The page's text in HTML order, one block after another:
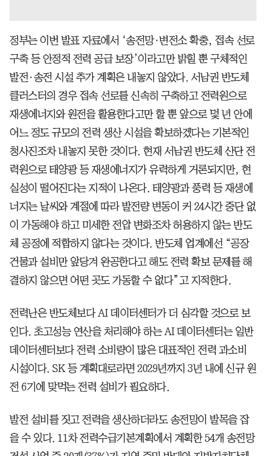
정부는 이번 발표 자료에서 ‘송전망·변전소 확충, 접속 선로
구축 등 안정적 전력 공급 보장’이라고만 밝힐 뿐 구체적인
발전·송전 시설 추가 계획은 내놓지 않았다. 서남권 반도체
클러스터의 경우 접속 선로를 신속히 구축하고 전력원으로
재생에너지와 원전을 활용한다고만 할 뿐 앞으로 몇 년 안에
어느 정도 규모의 전력 생산 시설을 확보하겠다는 기본적인
청사진조차 내놓지 못한 것이다. 현재 서남권 반도체 산단 전
력원으로 태양광 등 재생에너지가 유력하게 거론되지만, 현
실성이 떨어진다는 지적이 나온다. 태양광과 풍력 등 재생에
너지는 날씨와 계절에 따라 발전량 변동이 커 24시간 중단 없
이 가동해야 하고 미세한 전압 변화조차 허용하지 않는 반도
체 공정에 적합하지 않다는 것이다. 반도체 업계에선 “공장
건물과 설비만 앞당겨 완공한다고 해도 전력 확보 문제를 해
결하지 않으면 어떤 곳도 가동할 수 없다”고 지적한다.
전력난은 반도체보다 AI 데이터센터가 더 심각할 것으로 보
인다. 초고성능 연산을 처리해야 하는 AI 데이터센터는 일반
데이터센터보다 전력 소비량이 많은 대표적인 전력 과소비
시설이다. SK 등 계획대로라면 2029년까지 3년 내에 신규 원
전 6기에 맞먹는 전력 설비가 필요하다.
발전 설비를 짓고 전력을 생산하더라도 송전망이 발목을 잡
을 수 있다. 11차 전력수급기본계획에서 계획한 54개 송전망